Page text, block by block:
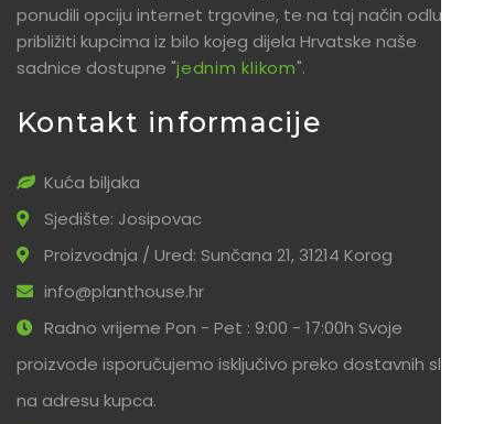
ponudili opciju internet trgovine, te na taj način odlučili
približiti kupcima iz bilo kojeg dijela Hrvatske naše
sadnice dostupne "jednim klikom".
Kontakt informacije
Kuća biljaka
Sjedište: Josipovac
Proizvodnja / Ured: Sunčana 21, 31214 Korog
info@planthouse.hr
Radno vrijeme Pon - Pet : 9:00 - 17:00h Svoje
proizvode isporučujemo isključivo preko dostavnih službi
na adresu kupca.